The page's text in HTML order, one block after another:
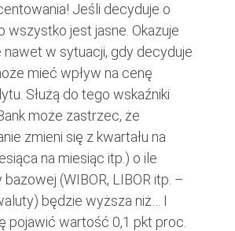
Jeśli decyduje o
wszystko jest jasne. Okazuje
nawet w sytuacji, gdy decyduje
mieć wpływ na cenę
Służą do tego wskaźniki
może zastrzec, że
zmieni się z kwartału na
na miesiąc itp.) o ile
(WIBOR, LIBOR itp. –
będzie wyższa niż… I
pojawić wartość 0,1 pkt proc.